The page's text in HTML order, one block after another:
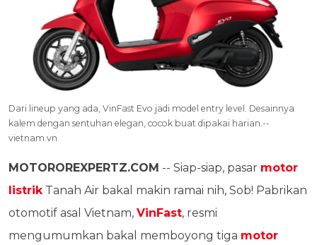
Dari lineup yang ada, VinFast Evo jadi model entry level. Desainnya
kalem dengan sentuhan elegan, cocok buat dipakai harian.--
vietnam.vn
MOTOROREXPERTZ.COM -- Siap-siap, pasar motor
listrikTanah Air bakal makin ramai nih, Sob! Pabrikan
otomotif asal Vietnam, VinFast, resmi
mengumumkan bakal memboyong tiga motor